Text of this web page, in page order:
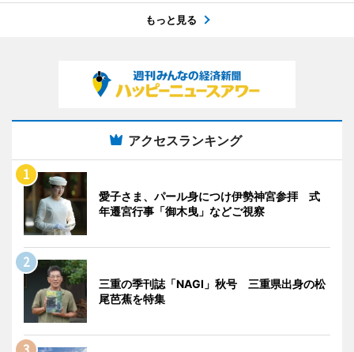
もっと見る
アクセスランキング
愛子さま、パール身につけ伊勢神宮参拝 式
年遷宮行事「御木曳」などご視察
三重の季刊誌「NAGI」秋号 三重県出身の松
尾芭蕉を特集